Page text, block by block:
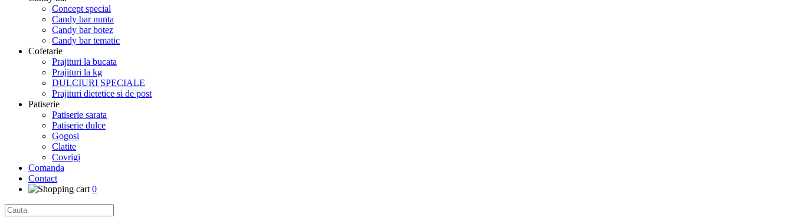
Concept special
Candy bar nunta
Candy bar botez
Candy bar tematic
Cofetarie
Prajituri la bucata
Prajituri la kg
DULCIURI SPECIALE
Prajituri dietetice si de post
Patiserie
Patiserie sarata
Patiserie dulce
Gogosi
Clatite
Covrigi
Comanda
Contact
0